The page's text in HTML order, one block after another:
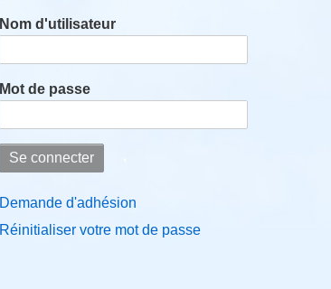
Nom d'utilisateur
Mot de passe
Demande d'adhésion
Réinitialiser votre mot de passe